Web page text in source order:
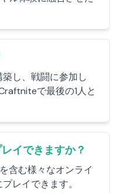
し、戦闘に参加し
で最後の1人と
イできますか？
含む様々なオンライ
レイできます。